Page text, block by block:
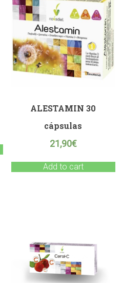
ALESTAMIN 30
cápsulas
21,90€
Add to cart